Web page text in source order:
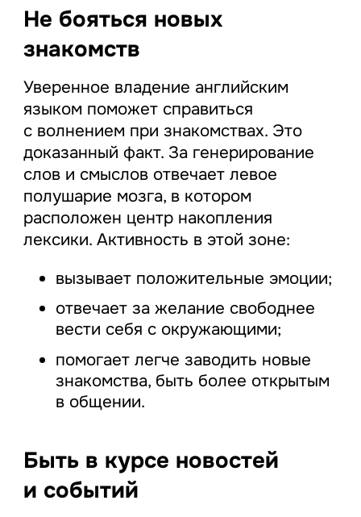
Не бояться новых
знакомств
Уверенное владение английским
языком поможет справиться
с волнением при знакомствах. Это
доказанный факт. За генерирование
слов и смыслов отвечает левое
полушарие мозга, в котором
расположен центр накопления
лексики. Активность в этой зоне:
вызывает положительные эмоции;
отвечает за желание свободнее
вести себя с окружающими;
помогает легче заводить новые
знакомства, быть более открытым
в общении.
Быть в курсе новостей
и событий